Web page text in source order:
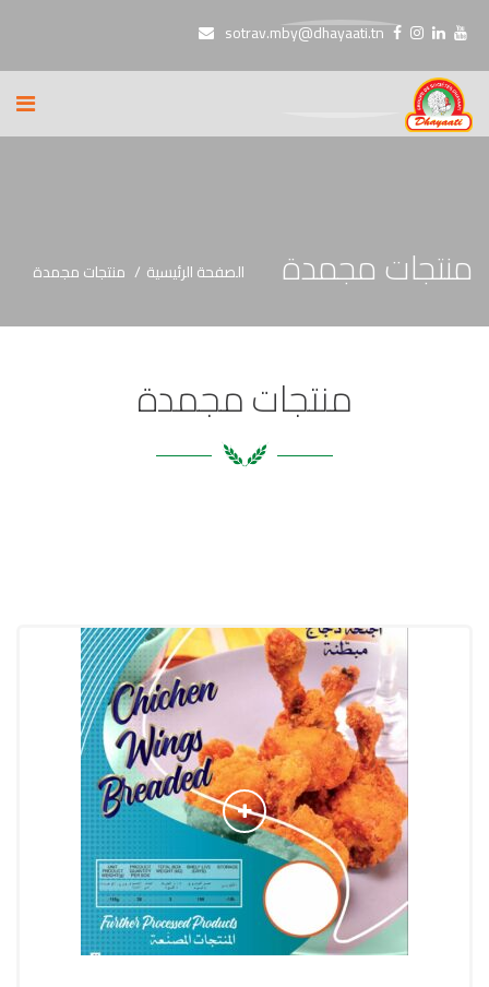
sotrav.mby@dhayaati.tn
منتجات مجمدة الصفحة الرئيسية منتجات مجمدة
منتجات مجمدة